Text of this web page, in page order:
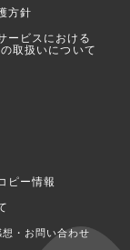
方針
ービスにおける
取扱いについて
ピー情報
想・お問い合わせ